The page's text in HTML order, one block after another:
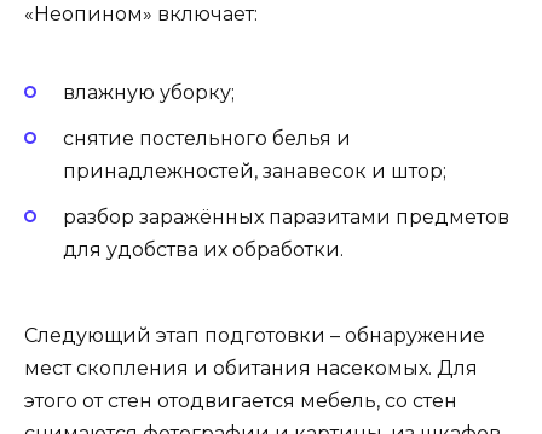
«Неопином» включает:
влажную уборку;
снятие постельного белья и
принадлежностей, занавесок и штор;
разбор заражённых паразитами предметов
для удобства их обработки.
Следующий этап подготовки – обнаружение
мест скопления и обитания насекомых. Для
этого от стен отодвигается мебель, со стен